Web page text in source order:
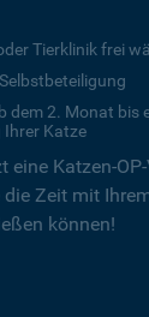
Tierklinik frei
dem 2. Monat bis
Ihrer Katze
eine Katzen-
Zeit mit
können!